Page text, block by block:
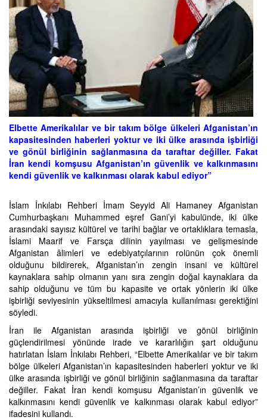
Elbette Amerikalılar ve bir takım bölge ülkeleri Afganistan’ın
kapasitesinden haberleri yoktur ve iki ülke arasında işbirliği
ve gönül birliğinin sağlanmasına da taraftar değiller. Fakat
İran kendi komşusu Afganistan’ın güvenlik ve kalkınmasını
kendi güvenlik ve kalkınması olarak kabul ediyor”
İslam İnkılabı Rehberi İmam Seyyid Ali Hamaney Afganistan
Cumhurbaşkanı Muhammed eşref Gani’yi kabulünde, iki ülke
arasındaki sayısız kültürel ve tarihi bağlar ve ortaklıklara temasla,
İslami Maarif ve Farsça dilinin yayılması ve gelişmesinde
Afganistan âlimleri ve edebiyatçılarının rolünün çok önemli
olduğunu bildirerek, Afganistan’ın zengin insani ve kültürel
kaynaklara sahip olmanın yanı sıra zengin doğal kaynaklara da
sahip olduğunu ve tüm bu kapasite ve ortak yönlerin iki ülke
işbirliği seviyesinin yükseltilmesi amacıyla kullanılması gerektiğini
söyledi.
İran ile Afganistan arasında işbirliği ve gönül birliğinin
güçlendirilmesi yönünde irade ve kararlılığın şart olduğunu
hatırlatan İslam İnkılabı Rehberi, “Elbette Amerikalılar ve bir takım
bölge ülkeleri Afganistan’ın kapasitesinden haberleri yoktur ve iki
ülke arasında işbirliği ve gönül birliğinin sağlanmasına da taraftar
değiller. Fakat İran kendi komşusu Afganistan’ın güvenlik ve
kalkınmasını kendi güvenlik ve kalkınması olarak kabul ediyor”
ifadesini kullandı.